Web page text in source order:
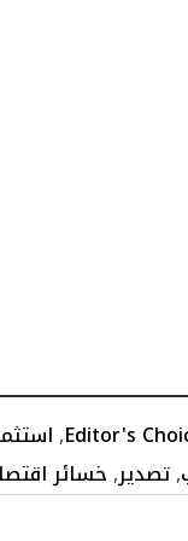
Editor's
,
,تصدير,خسائر